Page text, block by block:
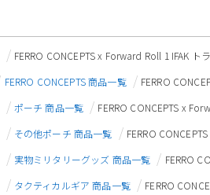
FERRO CONCEPTS x Forward Roll 1 IFAK
FERRO CONCEPTS 商品一覧
FERRO
ポーチ 商品一覧
FERRO CONCEPTS x
その他ポーチ 商品一覧
FERRO
実物ミリタリーグッズ 商品一覧
FERRO
タクティカルギア 商品一覧 FERRO